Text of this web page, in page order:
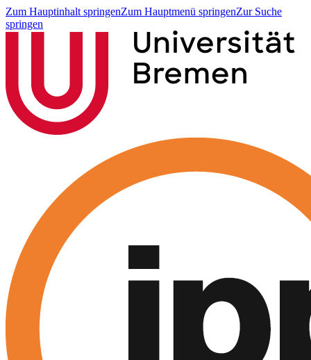
Zum Hauptinhalt springenZum Hauptmenü springenZur Suche
springen